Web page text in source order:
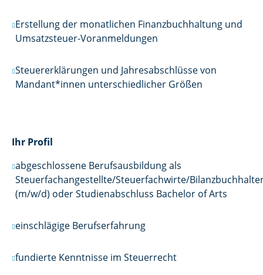
Erstellung der monatlichen Finanzbuchhaltung und
Umsatzsteuer-Voranmeldungen
Steuererklärungen und Jahresabschlüsse von
Mandant*innen unterschiedlicher Größen
Ihr Profil
abgeschlossene Berufsausbildung als
Steuerfachangestellte/Steuerfachwirte/
(m/w/d) oder Studienabschluss Bachelor of Arts
einschlägige Berufserfahrung
fundierte Kenntnisse im Steuerrecht